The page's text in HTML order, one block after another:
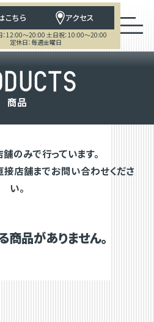
こちら アクセス
：12:00～20:00 土日祝：10:00～20:00
定休日：毎週金曜日
DUCTS
商品
のみで行っています。
店舗までお問い合わせくださ
い。
商品がありません。